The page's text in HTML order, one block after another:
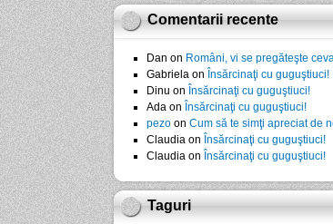
Comentarii recente
Dan on Români, vi se pregăteşte
Gabrielaon Însărcinaţi cu guguştiuci!
Dinu on Însărcinaţi cu guguştiuci!
Adaon Însărcinaţi cu guguştiuci!
pezoon Cum să te simţi apreciat de
Claudiaon Însărcinaţi cu guguştiuci!
Claudiaon Însărcinaţi cu guguştiuci!
Taguri